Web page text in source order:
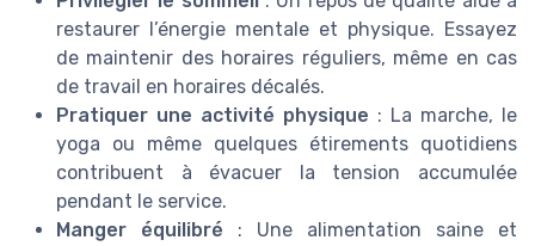
restaurer l’énergie mentale et physique. Essayez
de maintenir des horaires réguliers, même en cas
de travail en horaires décalés.
Pratiquer une activité physique : La marche, le
yoga ou même quelques étirements quotidiens
contribuent à évacuer la tension accumulée
pendant le service.
Manger équilibré : Une alimentation saine et